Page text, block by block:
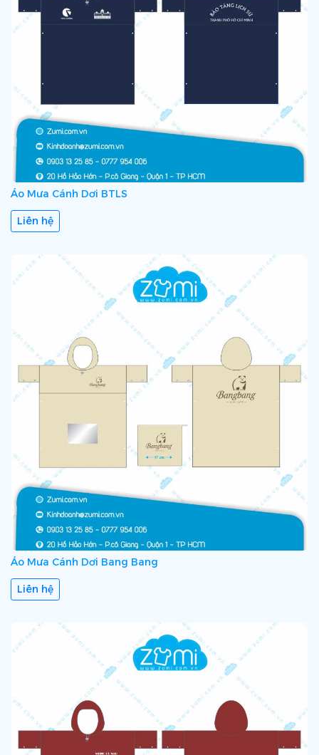
Áo Mưa Cánh Dơi BTLS
Liên hệ
Áo Mưa Cánh Dơi Bang Bang
Liên hệ